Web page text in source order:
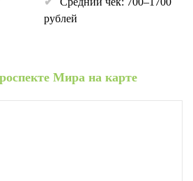
рублей
Мира на карте